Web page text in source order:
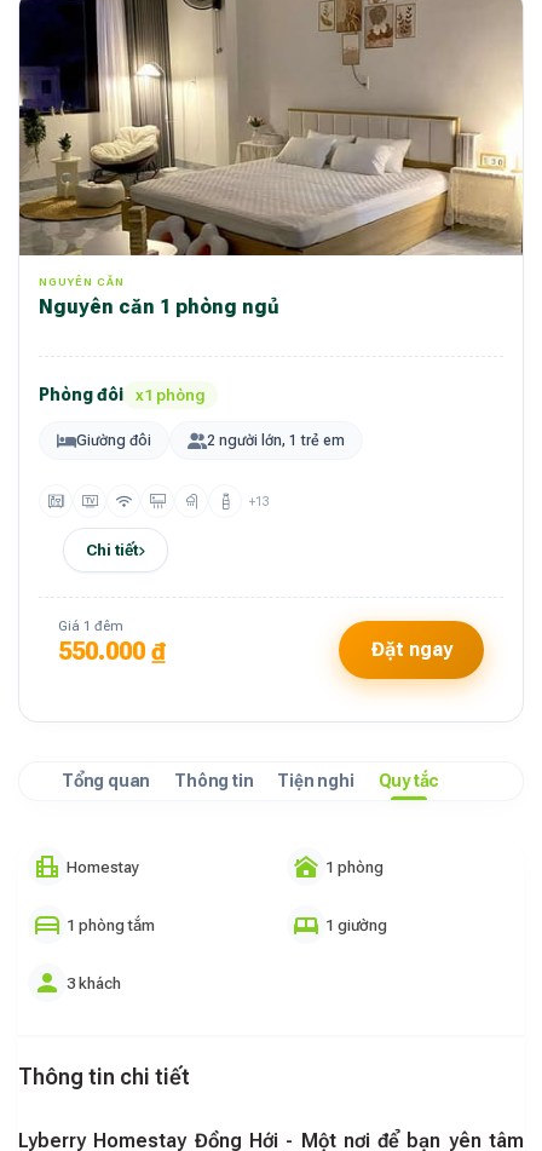
NGUYÊN CĂN
Nguyên căn 1 phòng ngủ
Phòng đôi x1 phòng
Giường đôi 2 người lớn, 1 trẻ em
+13
Chi tiết
Giá 1 đêm
550.000 ₫ Đặt ngay
Tổng quan Thông tin Tiện nghi Quy tắc
Homestay 1 phòng
1 phòng tắm 1 giường
3 khách
Thông tin chi tiết
Lyberry Homestay Đồng Hới - Một nơi để bạn yên tâm